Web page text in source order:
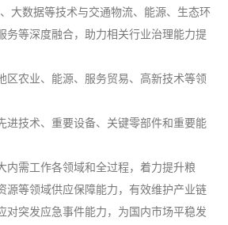
大数据等技术与交通物流、能源、生态环
务等深度融合，助力相关行业治理能力提
区农业、能源、服务贸易、高新技术等领
进技术、重要设备、关键零部件和重要能
内需工作各领域和全过程，着力提升粮
源等领域供应保障能力，有效维护产业链
对突发应急事件能力，为国内市场平稳发